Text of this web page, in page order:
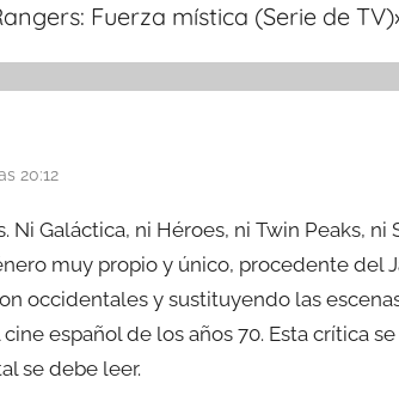
Fuerza mística (Serie de TV)
20:12
Galáctica, ni Héroes, ni Twin Peaks, ni
muy propio y único, procedente del
occidentales y sustituyendo las
español de los años 70. Esta crítica
se debe leer.